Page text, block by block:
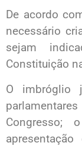
De acordo
necessário
sejam
Constituição
O imbróglio
Congresso;